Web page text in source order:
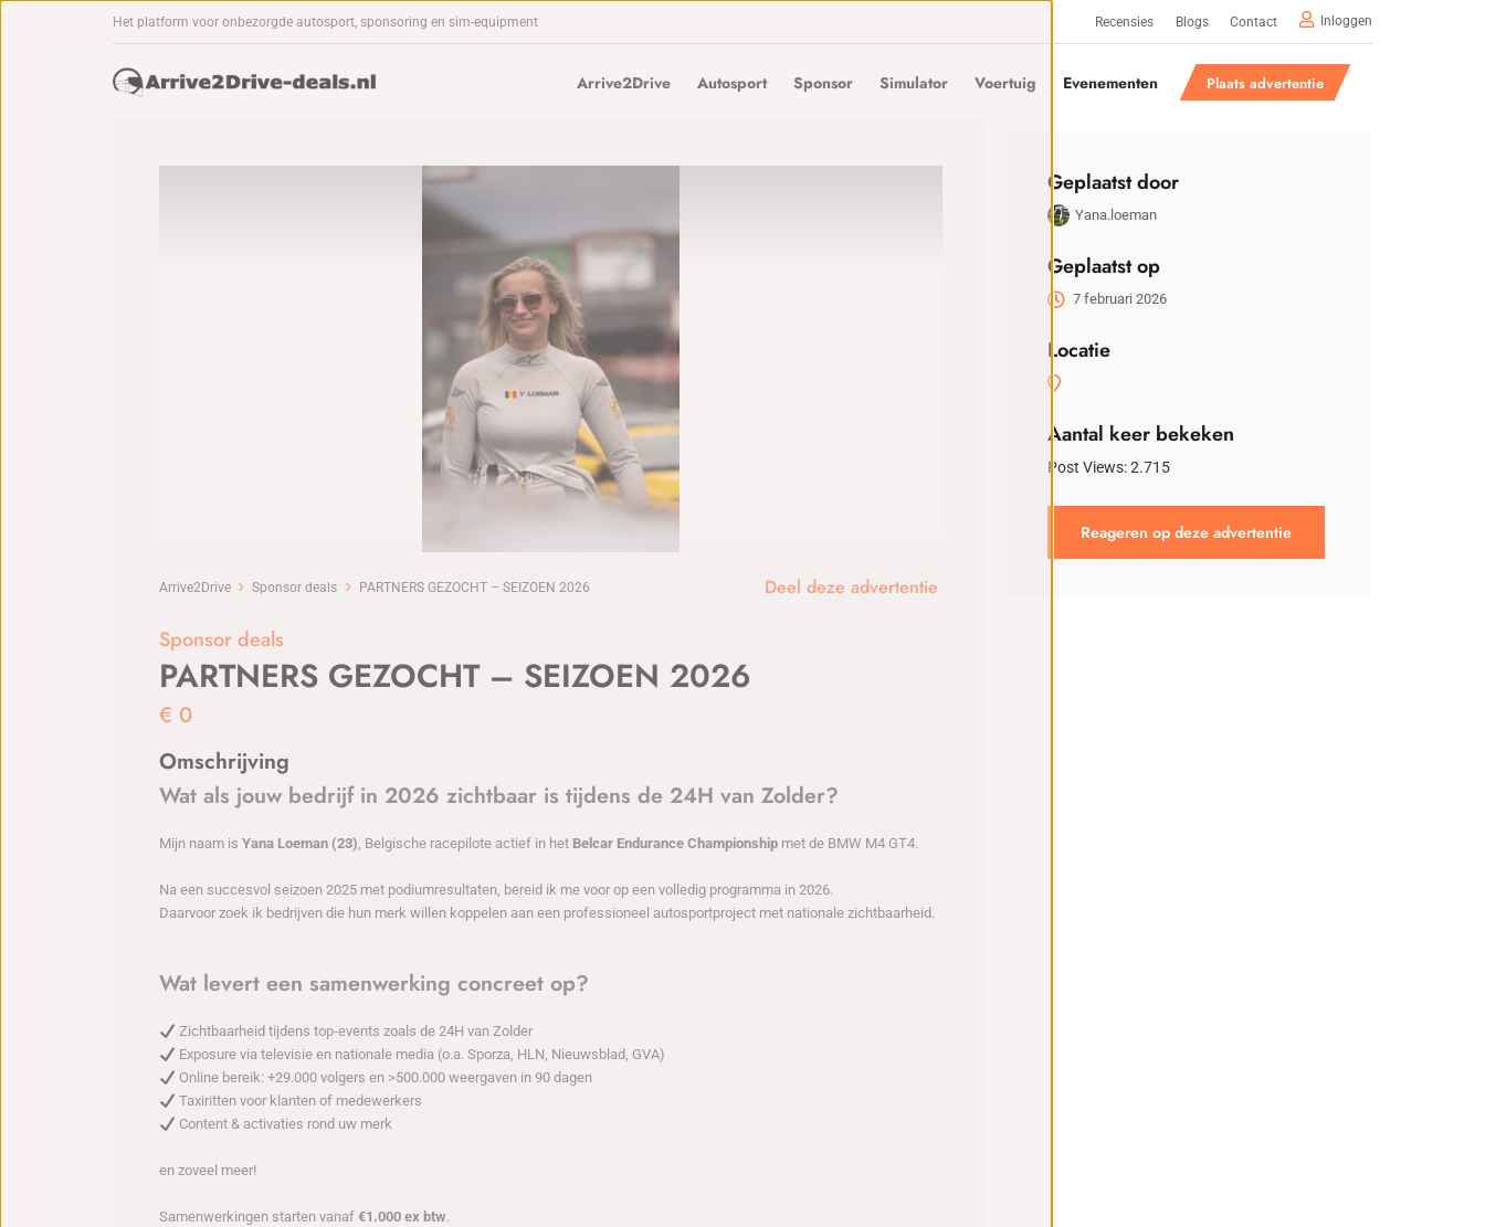
Het platform voor onbezorgde autosport, sponsoring en sim-equipment Recensies Blogs Contact Inloggen
Arrive2Drive Autosport Sponsor Simulator Voertuig Evenementen Plaats advertentie
Arrive2Drive Sponsor deals PARTNERS GEZOCHT – SEIZOEN 2026 Deel deze advertentie
Sponsor deals
PARTNERS GEZOCHT – SEIZOEN 2026
€ 0
Omschrijving
Wat als jouw bedrijf in 2026 zichtbaar is tijdens de 24H van Zolder?
Mijn naam is Yana Loeman (23), Belgische racepilote actief in het Belcar Endurance Championship met de BMW M4 GT4.
Na een succesvol seizoen 2025 met podiumresultaten, bereid ik me voor op een volledig programma in 2026.
Daarvoor zoek ik bedrijven die hun merk willen koppelen aan een professioneel autosportproject met nationale zichtbaarheid.
Wat levert een samenwerking concreet op?
Zichtbaarheid tijdens top-events zoals de 24H van Zolder
Exposure via televisie en nationale media (o.a. Sporza, HLN, Nieuwsblad, GVA)
Online bereik: +29.000 volgers en >500.000 weergaven in 90 dagen
Taxiritten voor klanten of medewerkers
Content & activaties rond uw merk
en zoveel meer!
Samenwerkingen starten vanaf €1.000 ex btw.
Geplaatst door
Yana.loeman
Geplaatst op
7 februari 2026
Locatie
Aantal keer bekeken
Post Views:2.715
Reageren op deze advertentie